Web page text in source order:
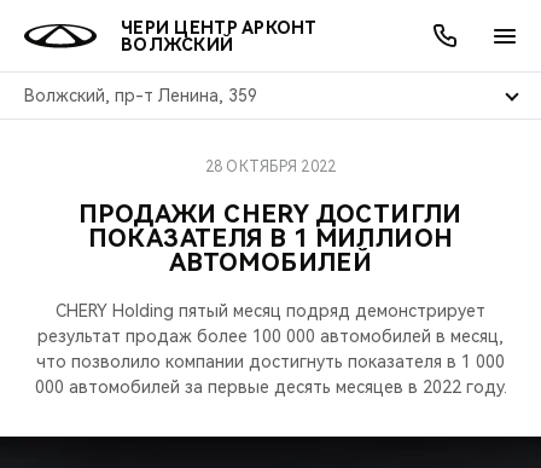
ЧЕРИ ЦЕНТР АРКОНТ
ВОЛЖСКИЙ
Волжский, пр-т Ленина, 359
МОДЕЛИ
ВСЕ МОДЕЛИ
КРОССОВЕРЫ
СЕДАНЫ
ПОКУПАТЕЛЯМ
ВЫБОР И ПОКУПКА
ВЛАДЕЛЬЦАМ
ПОДДЕРЖКА
МИР CHERY
АКСЕССУАРЫ
CHERY В СОЦСЕТЯХ
АКЦИИ
ВЫГОДЫ И АКЦИИ
ОНЛАЙН СЕРВИСЫ
ВЫБОР И ПОКУПКА
О КОМПАНИИ
ПРОДАЖИ CHERY ДОСТИГЛИ
ПОКАЗАТЕЛЯ В 1 МИЛЛИОН
АВТОМОБИЛЕЙ
28 ОКТЯБРЯ 2022
CHERY Holding пятый месяц подряд демонстрирует
результат продаж более 100 000 автомобилей в месяц,
что позволило компании достигнуть показателя в 1 000
000 автомобилей за первые десять месяцев в 2022 году.